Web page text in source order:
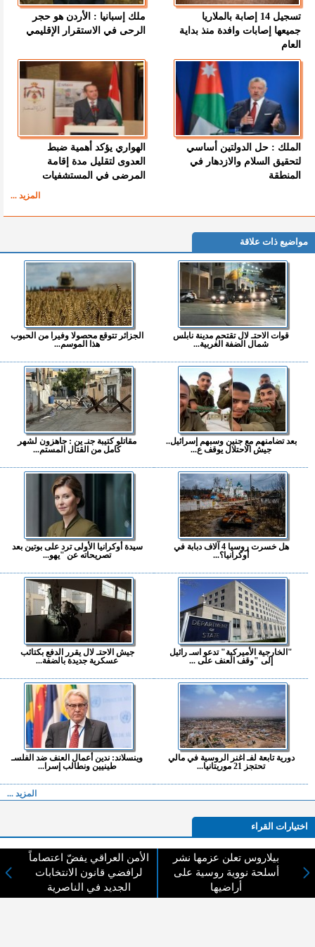
تسجيل 14 إصابة بالملاريا
جميعها إصابات وافدة منذ بداية
العام
ملك إسبانيا : الأردن هو حجر
الرحى في الاستقرار الإقليمي
الملك : حل الدولتين أساسي
لتحقيق السلام والازدهار في
المنطقة
الهواري يؤكد أهمية ضبط
العدوى لتقليل مدة إقامة
المرضى في المستشفيات
المزيد ...
مواضيع ذات علاقة
قوات الاحتـ لال تقتحم مدينة نابلس
شمال الضفة الغربية...
الجزائر تتوقع محصولا وفيرا من الحبوب
هذا الموسم...
بعد تضامنهم مع جنين وسبهم إسرائيل..
جيش الاحتلال يوقف ع...
مقاتلو كتيبة جنـ ين : جاهزون لشهر
كامل من القتال المستم...
هل خسرت روسيا 4 آلاف دبابة في
أوكرانيا؟...
سيدة أوكرانيا الأولى ترد على بوتين بعد
تصريحاته عن "يهو...
"الخارجية الأميركية" تدعو اسـ رائيل
إلى "وقف العنف على ...
جيش الاحتـ لال يقرر الدفع بكتائب
عسكرية جديدة بالضفة...
دورية تابعة لفـ اغنر الروسية في مالي
تحتجز 21 موريتانيا...
وينسلاند: ندين أعمال العنف ضد الفلسـ
طينيين ونطالب إسرا...
المزيد ...
اختيارات القراء
بيلاروس تعلن عزمها نشر
أسلحة نووية روسية على
أراضيها
الأمن العراقي يفضّ اعتصاماً
لرافضي قانون الانتخابات
الجديد في الناصرية